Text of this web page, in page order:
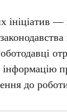
ініціатив
інформацію
до